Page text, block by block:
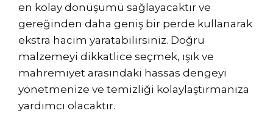
en kolay dönüşümü sağlayacaktır ve
gereğinden daha geniş bir perde kullanarak
ekstra hacim yaratabilirsiniz. Doğru
malzemeyi dikkatlice seçmek, ışık ve
mahremiyet arasındaki hassas dengeyi
yönetmenize ve temizliği kolaylaştırmanıza
yardımcı olacaktır.